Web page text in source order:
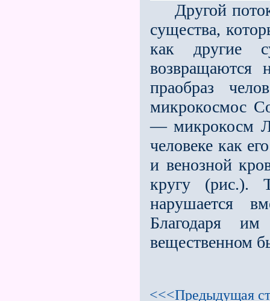
Другой поток
существа,
как другие
праобраз
микрокосмос
— микрокосм
че­ловеке как
и ве­нозной
кругу (рис.).
нарушается
Благодаря
вещественном
<<<Предыдущая